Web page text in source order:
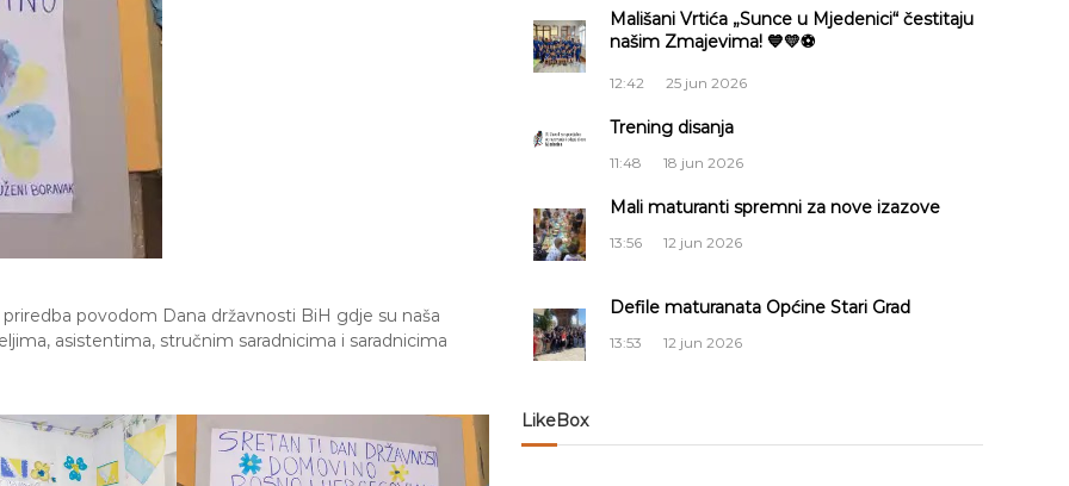
povodom Dana državnosti BiH gdje su naša
asistentima, stručnim saradnicima i saradnicima
Mališani Vrtića „Sunce u Mjedenici“ čestitaju
našim Zmajevima! 💙💛⚽
12:42 25 jun 2026
Trening disanja
11:48 18 jun 2026
Mali maturanti spremni za nove izazove
13:56 12 jun 2026
Defile maturanata Općine Stari Grad
13:53 12 jun 2026
LikeBox